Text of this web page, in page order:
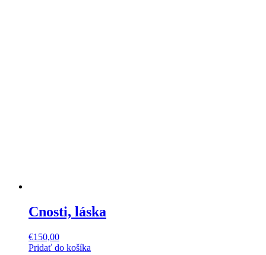
Cnosti, láska
€150,00
Pridať do košíka